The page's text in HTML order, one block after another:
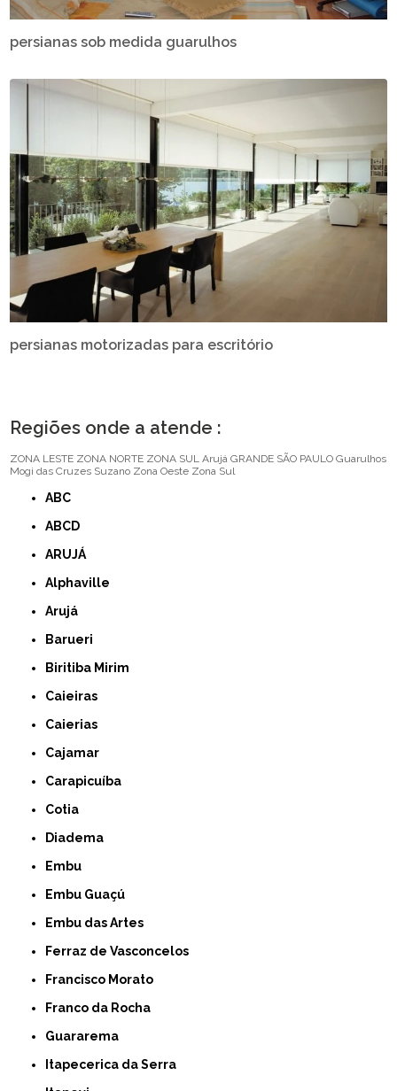
persianas sob medida guarulhos
persianas motorizadas para escritório
Regiões onde a atende :
ZONA LESTE ZONA NORTE ZONA SUL Arujá GRANDE SÃO PAULO Guarulhos
Mogi das Cruzes Suzano Zona Oeste Zona Sul
ABC
ABCD
ARUJÁ
Alphaville
Arujá
Barueri
Biritiba Mirim
Caieiras
Caierias
Cajamar
Carapicuíba
Cotia
Diadema
Embu
Embu Guaçú
Embu das Artes
Ferraz de Vasconcelos
Francisco Morato
Franco da Rocha
Guararema
Itapecerica da Serra